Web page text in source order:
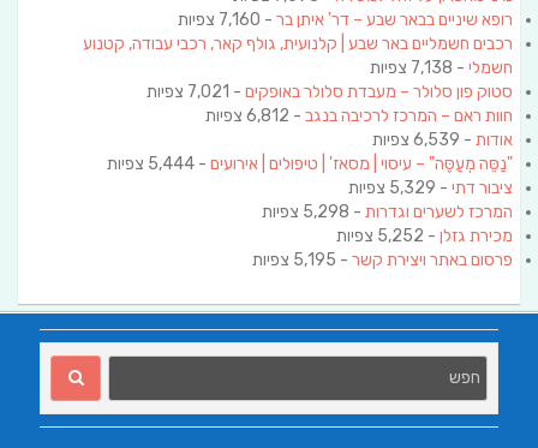
רופא שיניים בבאר שבע – דר' איתן בר - 7,160 צפיות
רכבים חשמליים באר שבע | קלנועית, גולף קאר, רכבי עבודה, קטנוע
חשמלי - 7,138 צפיות
סטוק פון סלולר – מעבדת סלולר באופקים - 7,021 צפיות
חוות ראם – המרכז לרכיבה בנגב - 6,812 צפיות
אודות - 6,539 צפיות
"נַסֵּה מְעַסֶּה" – עיסוי | מסאז' | טיפולים | אירועים - 5,444 צפיות
ציבור דתי - 5,329 צפיות
המרכז לשערים וגדרות - 5,298 צפיות
מכירת גזלן - 5,252 צפיות
פרסום באתר ויצירת קשר - 5,195 צפיות